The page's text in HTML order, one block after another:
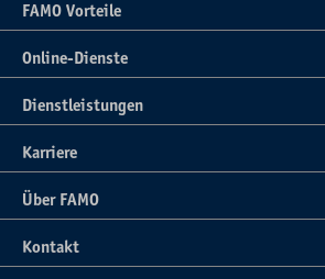
FAMO Vorteile
Online-Dienste
Dienstleistungen
Karriere
Über FAMO
Kontakt